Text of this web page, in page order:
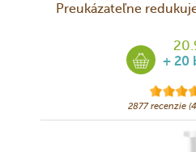
Preukázateľne
+ 20
2877 recenzie